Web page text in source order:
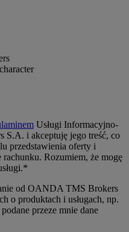
Usługi Informacyjno-
i akceptuję jego treść, co
przedstawienia oferty i
rachunku. Rozumiem, że mogę
od OANDA TMS Brokers
o produktach i usługach, np.
przeze mnie dane